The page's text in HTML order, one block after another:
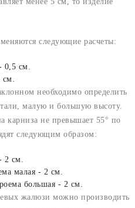
следующие расчеты:
см.
необходимо определить
малую и большую высоту.
карниза не превышает 55° по
следующим образом:
см.
малая - 2 см.
большая - 2 см.
жалюзи можно производить